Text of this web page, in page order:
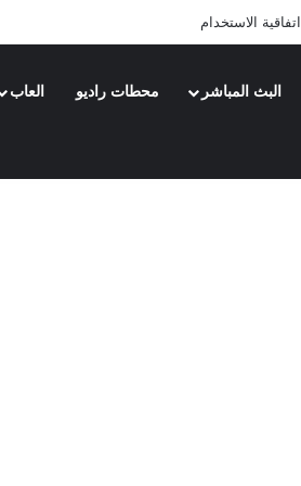
اتفاقية الاستخدام
البث المباشر محطات راديو العاب